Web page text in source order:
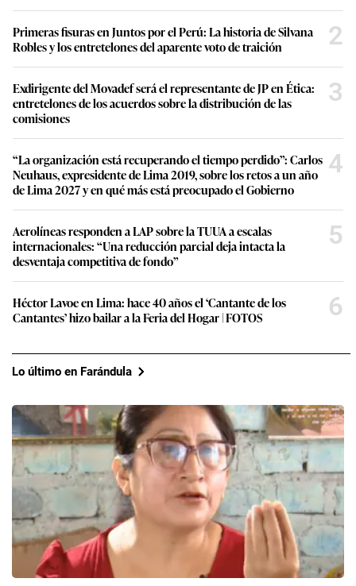
Primeras fisuras en Juntos por el Perú: La historia de Silvana
Robles y los entretelones del aparente voto de traición
2
Exdirigente del Movadef será el representante de JP en Ética:
entretelones de los acuerdos sobre la distribución de las
comisiones
3
“La organización está recuperando el tiempo perdido”: Carlos
Neuhaus, expresidente de Lima 2019, sobre los retos a un año
de Lima 2027 y en qué más está preocupado el Gobierno
4
Aerolíneas responden a LAP sobre la TUUA a escalas
internacionales: “Una reducción parcial deja intacta la
desventaja competitiva de fondo”
5
Héctor Lavoe en Lima: hace 40 años el ‘Cantante de los
Cantantes’ hizo bailar a la Feria del Hogar | FOTOS
6
Lo último en Farándula